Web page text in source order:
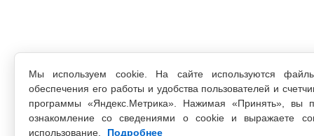
Мы используем cookie. На сайте используются
обеспечения его работы и удобства пользователей и
программы «Яндекс.Метрика». Нажимая «Принять», вы
ознакомление со сведениями о cookie и выражаете
использование.
Подробнее